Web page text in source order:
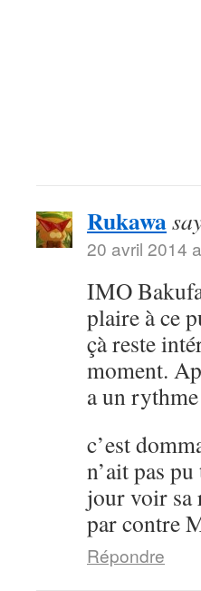
Rukawa
20 avril 2014
IMO
plaire à ce
çà reste
moment.
a un
c’est
n’ait pas
jour voir sa
par contre
Répondre